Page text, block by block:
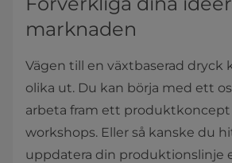
marknaden
Vägen till en växtbaserad dryck
olika ut. Du kan börja med ett
arbeta fram ett
workshops. Eller så kanske du
uppdatera din produktionslinje